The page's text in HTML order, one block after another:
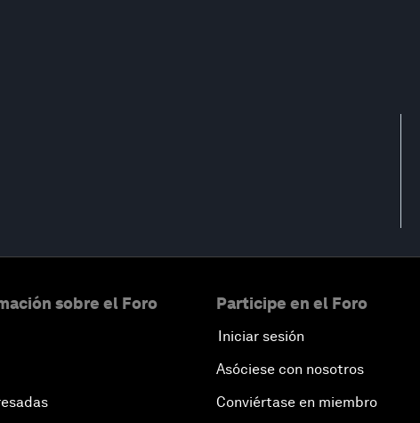
sobre el Foro Participe en el Foro
Iniciar sesión
Asóciese con nosotros
Conviértase en miembro